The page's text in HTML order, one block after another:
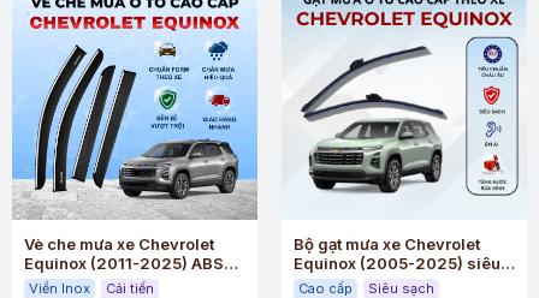
Vè che mưa xe Chevrolet
Equinox (2011-2025) ABS
cao cấp viền Inox
Viền Inox Cải tiến
Bộ gạt mưa xe Chevrolet
Equinox (2005-2025) siêu
sạch siêu êm
Cao cấp Siêu sạch